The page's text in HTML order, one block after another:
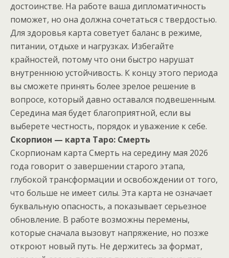
достоинстве. На работе ваша дипломатичность
поможет, но она должна сочетаться с твердостью.
Для здоровья карта советует баланс в режиме,
питании, отдыхе и нагрузках. Избегайте
крайностей, потому что они быстро нарушат
внутреннюю устойчивость. К концу этого периода
вы сможете принять более зрелое решение в
вопросе, который давно оставался подвешенным.
Середина мая будет благоприятной, если вы
выберете честность, порядок и уважение к себе.
Скорпион — карта Таро: Смерть
Скорпионам карта Смерть на середину мая 2026
года говорит о завершении старого этапа,
глубокой трансформации и освобождении от того,
что больше не имеет силы. Эта карта не означает
буквальную опасность, а показывает серьезное
обновление. В работе возможны перемены,
которые сначала вызовут напряжение, но позже
откроют новый путь. Не держитесь за формат,